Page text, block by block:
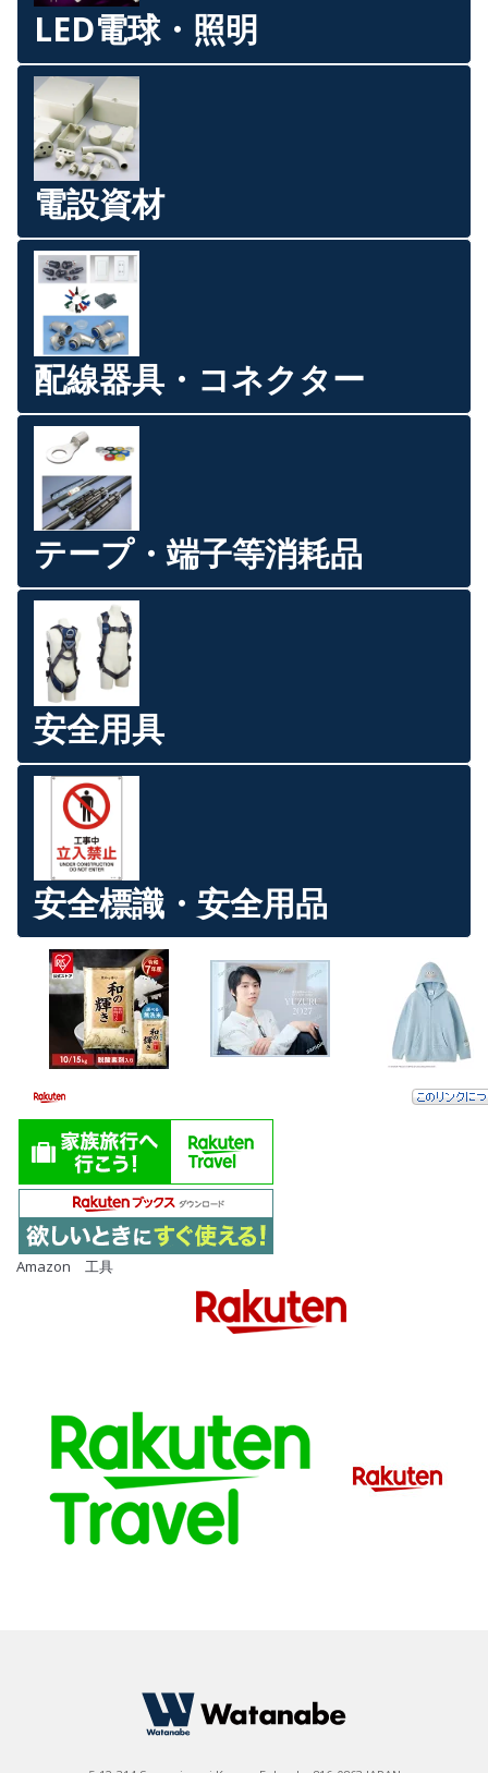
LED電球・照明
電設資材
配線器具・コネクター
テープ・端子等消耗品
安全用具
安全標識・安全用品
Amazon 工具